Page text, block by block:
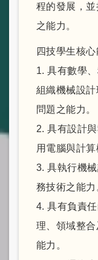
程的發展，
之能力。
四技學生核心
1. 具有數學
組織機械設
問題之能力。
2. 具有設計
用電腦與計
3. 具執行機
務技術之能力
4. 具有負責
理、領域整
能力。